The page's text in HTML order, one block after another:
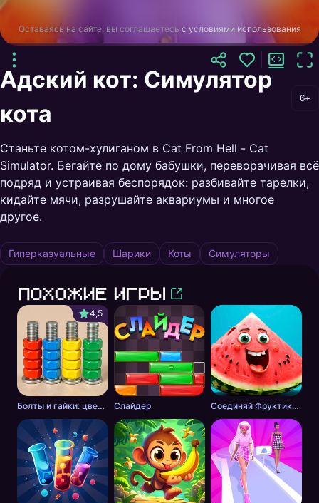
Оставаясь на сайте, вы соглашаетесь с условиями использования
Адский кот: Симулятор
кота
6+
Станьте котом-хулиганом в Cat From Hell - Cat
Simulator. Бегайте по дому бабушки, переворачивая всё
подряд и устраивая беспорядок: разбивайте тарелки,
кидайте мячи, разрушайте аквариумы и многое
другое.
Гиперказуальные Шарики Коты Симуляторы
Похожие игры
4,5
Болты и гайки: цветная сортировка Слайдер Соединяй Фруктики: Арбуз в 2048!